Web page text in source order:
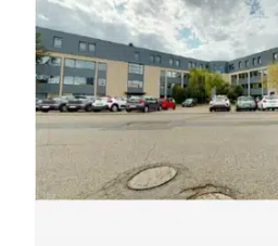
cloisonnement, faux plafond
optique. Sanitaires privés
flux pour une qualité de l'air
et climatisation : Pompe à
diffusion par ventilo-
le faux plafond. Parkings : 3
extérieures privatifs
3/6/9 ans Fiscalité : TVA Indice
Disponibilité : Immédiate.